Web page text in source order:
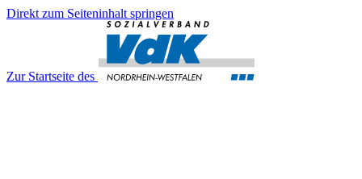
Direkt zum Seiteninhalt springen
Zur Startseite des